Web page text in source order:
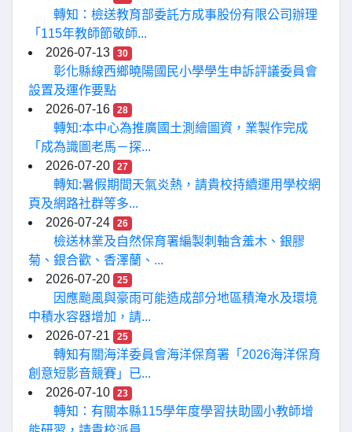
轉知：檢送教育部委託方成事股份有限公司辦理
「115年教師節敬師...
2026-07-13
30
彰化縣線西鄉曉陽國民小學學生申訴評議委員會
設置及運作要點
2026-07-16
28
轉知:本中心為推廣國土測繪圖資，業製作完成
「成為識圖老馬－探...
2026-07-20
27
轉知:暑假期間天氣炎熱，請貴校持續運用學校網
頁及網路社群等多...
2026-07-24
26
檢送林業及自然保育署編製刺軸含羞木、銀膠
菊、銀合歡、香澤蘭、...
2026-07-20
25
因應颱風與豪雨可能造成部分地區積淹水及環境
中積水容器增加，請...
2026-07-21
25
轉知有關海洋委員會海洋保育署「2026海洋保育
創意短影音競賽」已...
2026-07-10
23
轉知：有關本縣115學年度學習扶助國小教師增